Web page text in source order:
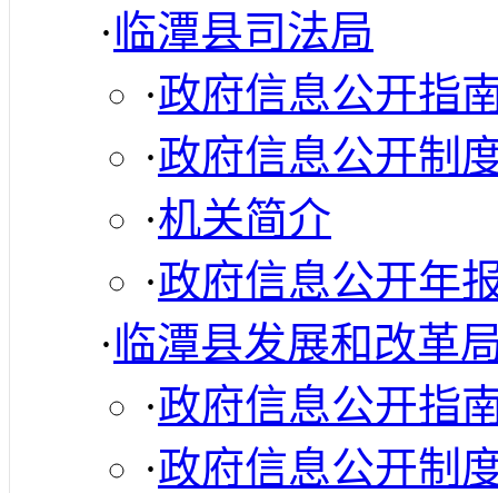
·临潭县司法局
·政府信息公开指
·政府信息公开制
·机关简介
·政府信息公开年
·临潭县发展和改革
·政府信息公开指
·政府信息公开制